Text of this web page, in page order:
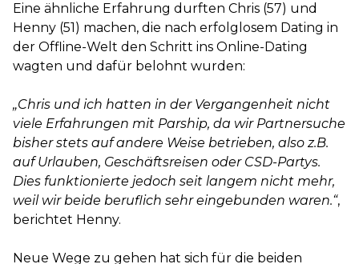
Eine ähnliche Erfahrung durften Chris (57) und
Henny (51) machen, die nach erfolglosem Dating in
der Offline-Welt den Schritt ins Online-Dating
wagten und dafür belohnt wurden:
„Chris und ich hatten in der Vergangenheit nicht
viele Erfahrungen mit Parship, da wir Partnersuche
bisher stets auf andere Weise betrieben, also z.B.
auf Urlauben, Geschäftsreisen oder CSD-Partys.
Dies funktionierte jedoch seit langem nicht mehr,
weil wir beide beruflich sehr eingebunden waren.“,
berichtet Henny.
Neue Wege zu gehen hat sich für die beiden